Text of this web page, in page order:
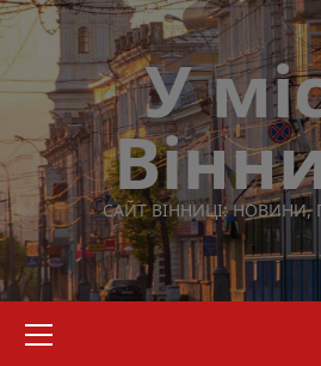
Перейти
до
вмісту
У
САЙТ ВІННИЦІ: НОВИНИ,
меню